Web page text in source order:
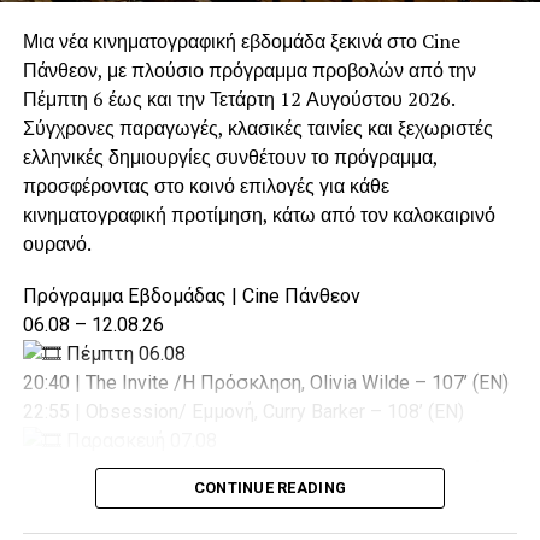
των επισκεπτών της περιοχής.
Η συγκεκριμένη απόφαση αποδεικνύει ότι ο Δήμος Αγίας
Βαρβάρας δεν περιορίζεται μόνο στο να δέχεται
υποστήριξη όταν τη χρειάζεται. Παρά τις δικές του
καθημερινές ανάγκες, διαθέτει την οργάνωση, τον
εξοπλισμό και, κυρίως, τη βούληση να συνδράμει άλλους
Δήμους, όταν οι περιστάσεις το απαιτούν.
Γιατί η αλληλεγγύη στην Τοπική Αυτοδιοίκηση είναι
αμφίδρομη:ο Δήμος Αγίας Βαρβάρας γνωρίζει να
δέχεται βοήθεια, αλλά γνωρίζει και να την
ανταποδίδει έμπρακτα, με τελικό ωφελούμενο
πάντοτε τον πολίτη.
Μια νέα κινηματογραφική εβδομάδα ξεκινά στο Cine
Πάνθεον, με πλούσιο πρόγραμμα προβολών από την
Πέμπτη 6 έως και την Τετάρτη 12 Αυγούστου 2026.
Σύγχρονες παραγωγές, κλασικές ταινίες και ξεχωριστές
ελληνικές δημιουργίες συνθέτουν το πρόγραμμα,
προσφέροντας στο κοινό επιλογές για κάθε
κινηματογραφική προτίμηση, κάτω από τον καλοκαιρινό
ουρανό.
Πρόγραμμα Εβδομάδας | Cine Πάνθεον
06.08 – 12.08.26
Πέμπτη 06.08
20:40 | The Invite /Η Πρόσκληση, Olivia Wilde – 107’ (EN)
22:55 | Obsession/ Εμμονή, Curry Barker – 108’ (EN)
20:40 | The Invite /Η Πρόσκληση, Olivia Wilde – 107’ (EN)
22:55 | Obsession/ Εμμονή, Curry Barker – 108’ (EN)
Σάββατο 08.08
CONTINUE READING